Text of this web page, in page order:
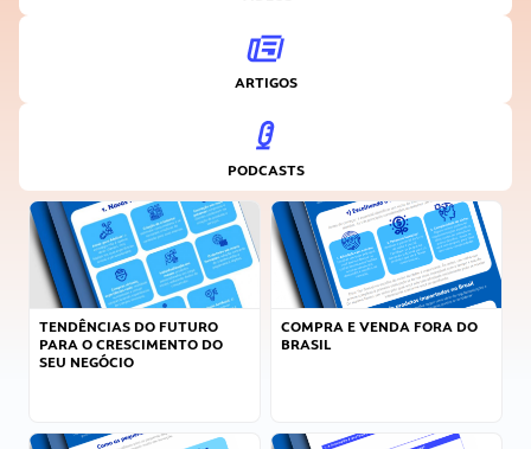
ARTIGOS
PODCASTS
TENDÊNCIAS DO FUTURO
PARA O CRESCIMENTO DO
SEU NEGÓCIO
COMPRA E VENDA FORA DO
BRASIL